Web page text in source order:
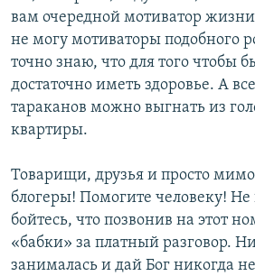
вам очередной мотиватор
не могу мотиваторы подобного
точно знаю, что для того чтобы
достаточно иметь здоровье. А
тараканов можно выгнать из
квартиры.
Товарищи, друзья и просто
блогеры! Помогите человеку!
бойтесь, что позвонив на этот
«бабки» за платный разговор.
занималась и дай Бог никогда